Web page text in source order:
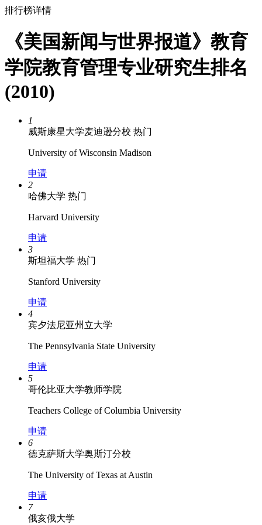
排行榜详情
《美国新闻与世界报道》教育
学院教育管理专业研究生排名
(2010)
1
威斯康星大学麦迪逊分校 热门
University of Wisconsin Madison
申请
2
哈佛大学 热门
Harvard University
申请
3
斯坦福大学 热门
Stanford University
申请
4
宾夕法尼亚州立大学
The Pennsylvania State University
申请
5
哥伦比亚大学教师学院
Teachers College of Columbia University
申请
6
德克萨斯大学奥斯汀分校
The University of Texas at Austin
申请
7
俄亥俄大学